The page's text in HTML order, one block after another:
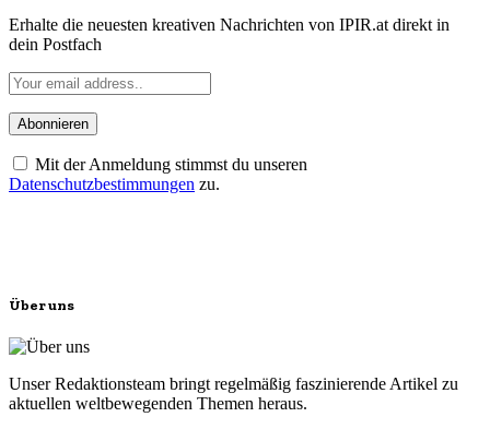
Erhalte die neuesten kreativen Nachrichten von IPIR.at direkt in
dein Postfach
Mit der Anmeldung stimmst du unseren
Datenschutzbestimmungen zu.
Über uns
Unser Redaktionsteam bringt regelmäßig faszinierende Artikel zu
aktuellen weltbewegenden Themen heraus.